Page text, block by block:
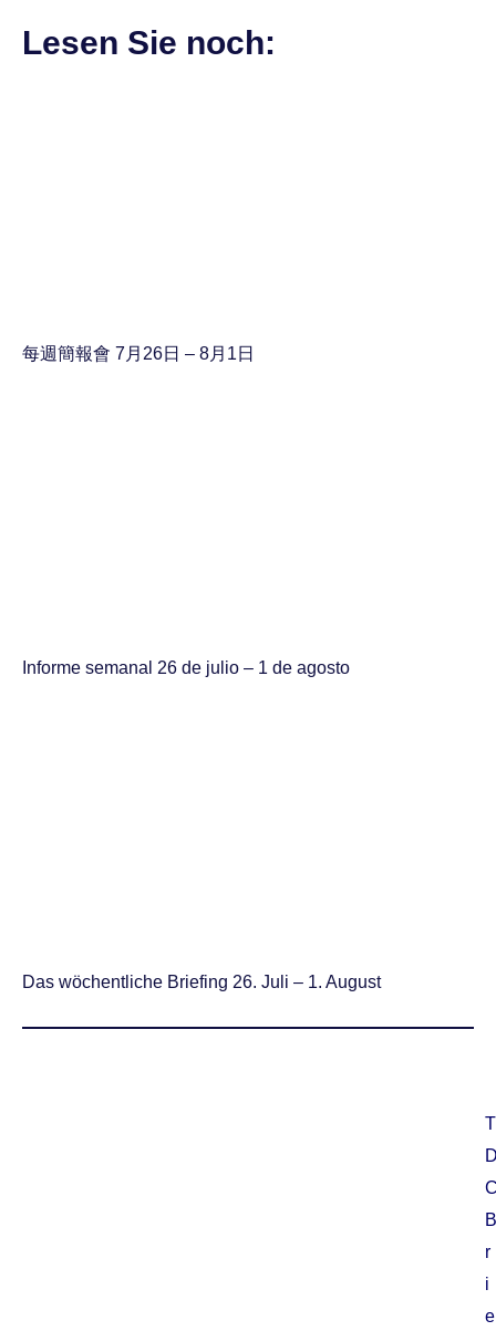
Lesen Sie noch:
每週簡報會 7月26日 – 8月1日
Informe semanal 26 de julio – 1 de agosto
Das wöchentliche Briefing 26. Juli – 1. August
T
B
r
i
e